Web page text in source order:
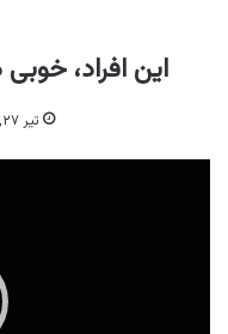
این افراد،
تیر ۲۷, ۱۴۰۰
نمایشگر